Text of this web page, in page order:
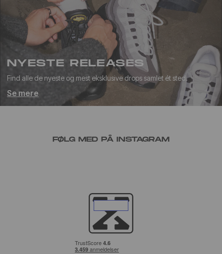
NYESTE RELEASES
Find alle de nyeste og mest eksklusive drops samlet ét sted.
Se mere
FØLG MED PÅ INSTAGRAM